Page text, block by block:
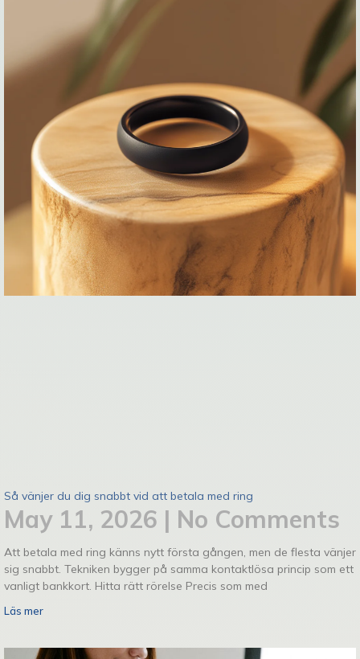
Så vänjer du dig snabbt vid att betala med ring
May 11, 2026 No Comments
Att betala med ring känns nytt första gången, men de flesta vänjer
sig snabbt. Tekniken bygger på samma kontaktlösa princip som ett
vanligt bankkort. Hitta rätt rörelse Precis som med
Läs mer